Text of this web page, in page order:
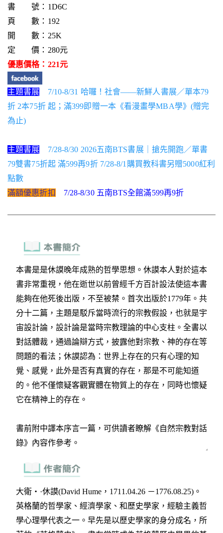
書 號：1D6C
頁 數：192
開 數：25K
定 價：280元
優惠價格：221元
主題書展
7/10-8/31 哈囉！社會——新鮮人書展／單本79
折 2本75折 起；滿399即贈一本《看漫畫學MBA學》(贈完
為止)
主題書展
7/28-8/30 2026五南BTS書展｜搶先開跑／單書
79雙書75折起 滿599再9折 7/28-8/1購買教科書另贈5000紅利
點數
滿額優惠折扣
7/28-8/30 五南BTS全館滿599再9折